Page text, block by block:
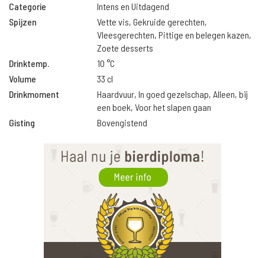
Categorie
Intens en Uitdagend
Spijzen
Vette vis, Gekruide gerechten,
Vleesgerechten, Pittige en belegen kazen,
Zoete desserts
Drinktemp.
10 °C
Volume
33 cl
Drinkmoment
Haardvuur, In goed gezelschap, Alleen, bij
een boek, Voor het slapen gaan
Gisting
Bovengistend